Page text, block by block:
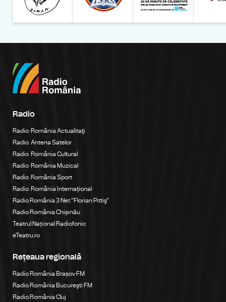
Radio
Radio România Actualitaţi
Radio Antena Satelor
Radio România Cultural
Radio România Muzical
Radio România Sport
Radio România Internațional
Radio România 3 Net "Florian Pittiş"
Radio România Chișinău
Teatrul Național Radiofonic
eTeatru.ro
Rețeaua regională
Radio România Brașov FM
Radio România Bucureşti FM
Radio România Cluj